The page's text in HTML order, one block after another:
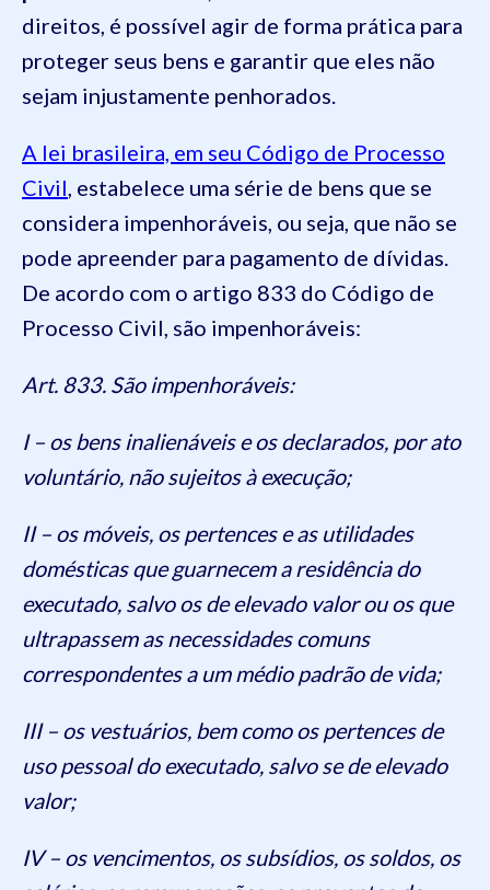
direitos, é possível agir de forma prática para
proteger seus bens e garantir que eles não
sejam injustamente penhorados.
A lei brasileira, em seu Código de Processo
Civil, estabelece uma série de bens que se
considera impenhoráveis, ou seja, que não se
pode apreender para pagamento de dívidas.
De acordo com o artigo 833 do Código de
Processo Civil, são impenhoráveis:
Art. 833. São impenhoráveis:
I – os bens inalienáveis e os declarados, por ato
voluntário, não sujeitos à execução;
II – os móveis, os pertences e as utilidades
domésticas que guarnecem a residência do
executado, salvo os de elevado valor ou os que
ultrapassem as necessidades comuns
correspondentes a um médio padrão de vida;
III – os vestuários, bem como os pertences de
uso pessoal do executado, salvo se de elevado
valor;
IV – os vencimentos, os subsídios, os soldos, os